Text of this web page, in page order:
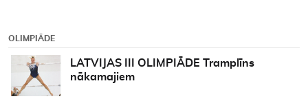
OLIMPIĀDE
LATVIJAS III OLIMPIĀDE Tramplīns
nākamajiem